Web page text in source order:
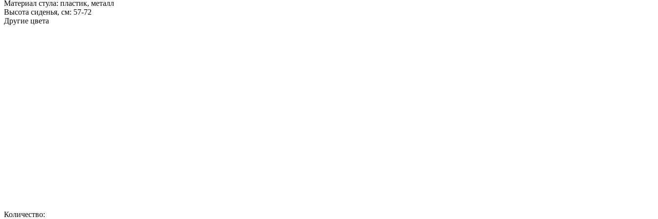
Материал стула: пластик, металл
Высота сиденья, см: 57-72
Другие цвета
Количество: